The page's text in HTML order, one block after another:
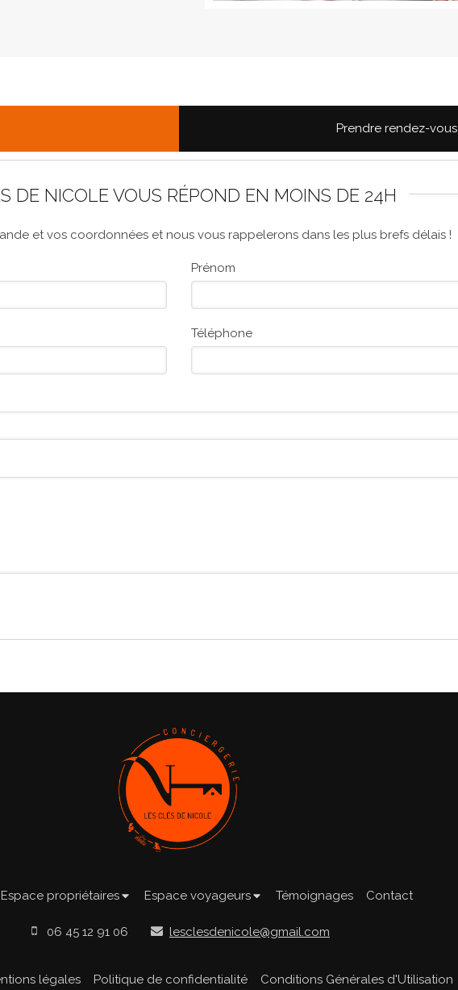
Prendre rendez-vous
DE NICOLE VOUS RÉPOND EN MOINS DE 24H
et vos coordonnées et nous vous rappelerons dans les plus brefs délais !
Prénom
Téléphone
Espace propriétaires Espace voyageurs Témoignages Contact
06 45 12 91 06 lesclesdenicole@gmail.com
légales Politique de confidentialité Conditions Générales d'Utilisation